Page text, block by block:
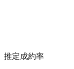
推定成約率